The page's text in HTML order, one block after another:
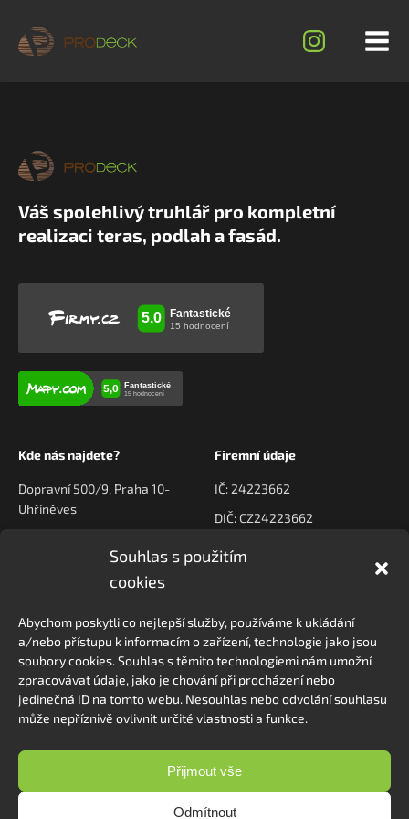
Souhlas s použitím
cookies
Abychom poskytli co nejlepší služby, používáme k ukládání
a/nebo přístupu k informacím o zařízení, technologie jako jsou
soubory cookies. Souhlas s těmito technologiemi nám umožní
zpracovávat údaje, jako je chování při procházení nebo
jedinečná ID na tomto webu. Nesouhlas nebo odvolání souhlasu
může nepříznivě ovlivnit určité vlastnosti a funkce.
Přijmout vše
Odmítnout
Váš spolehlivý truhlář pro kompletní
realizaci teras, podlah a fasád.
Kde nás najdete?
Dopravní 500/9, Praha 10-
Uhříněves
Firemní údaje
IČ: 24223662
DIČ: CZ24223662
Kontaktujte nás
+420 778 222 800
Navigace
O nás
Kontakt